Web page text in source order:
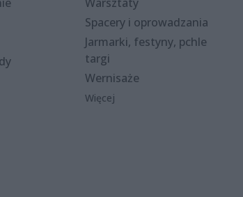
Spacery i oprowadzania
Jarmarki, festyny, pchle
targi
Wernisaże
Więcej